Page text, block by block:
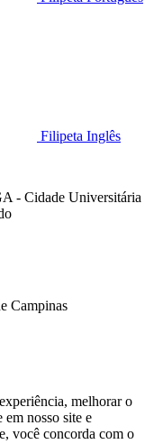
Filipeta Inglês
- Cidade Universitária
Campinas
melhorar o
em nosso site e
você concorda com o